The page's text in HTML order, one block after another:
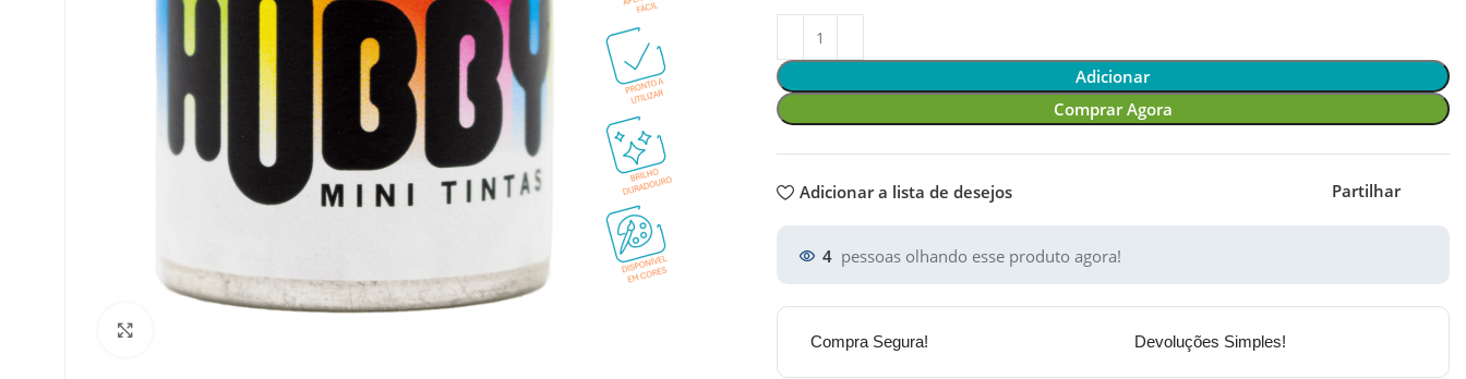
Adicionar
Comprar Agora
Adicionar a lista de desejos Partilhar
4 pessoas olhando esse produto agora!
Compra Segura! Devoluções Simples!